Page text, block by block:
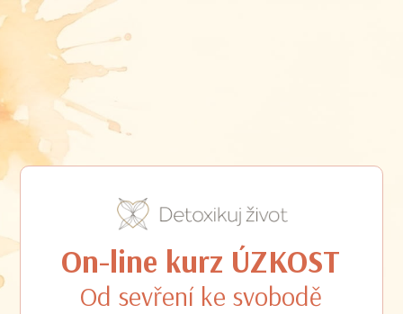
On-line kurz ÚZKOST
Od sevření ke svobodě